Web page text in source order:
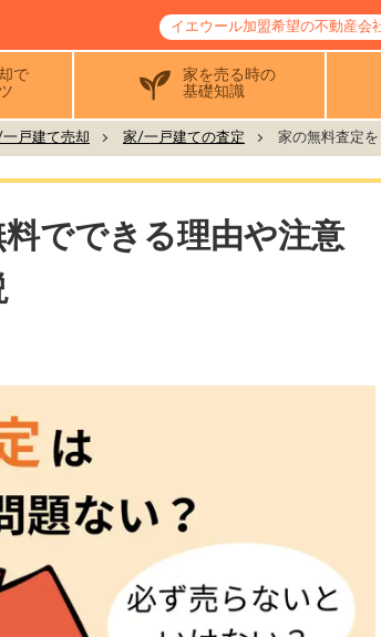
イエウール加盟希望の不動産会
で
家を売る時の
基礎知識
戸建て売却 家/一戸建ての査定 家の無料査定
でできる理由や注意